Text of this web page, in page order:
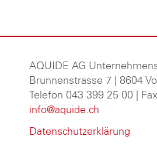
AQUIDE AG
Brunnenstrasse 7 | 8604
Telefon 043 399 25 00 |
info@aquide.ch
Datenschutzerklärung